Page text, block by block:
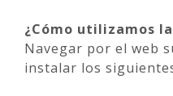
¿Cómo utilizamos
Navegar por el web
instalar los